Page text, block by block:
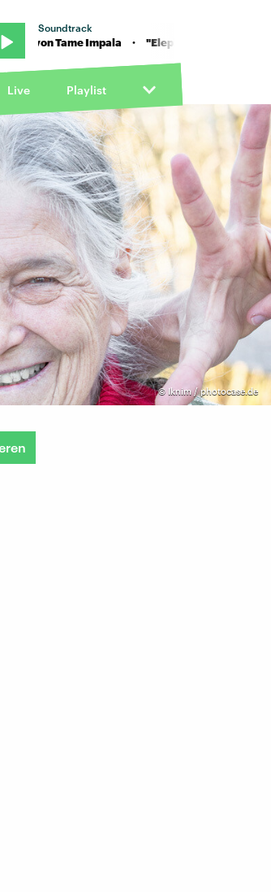
Soundtrack
Impala · "Elephant" von Tame Impala
Live Playlist
© Iknim / photocase.de